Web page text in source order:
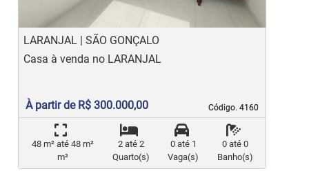
LARANJAL | SÃO GONÇALO
Código. 4160
Código. 4160
Casa à venda no LARANJAL
À partir de R$ 300.000,00
48 m² até 48 m²
m²
2 até 2
Quarto(s)
0 até 1
Vaga(s)
0 até 0
Banho(s)